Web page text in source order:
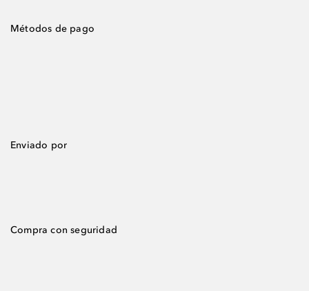
Métodos de pago
Enviado por
Compra con seguridad